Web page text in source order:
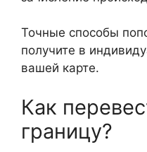
Точные способы
получите в
вашей карте.
Как
границу?